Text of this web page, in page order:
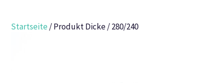
Startseite / Produkt Dicke / 280/240